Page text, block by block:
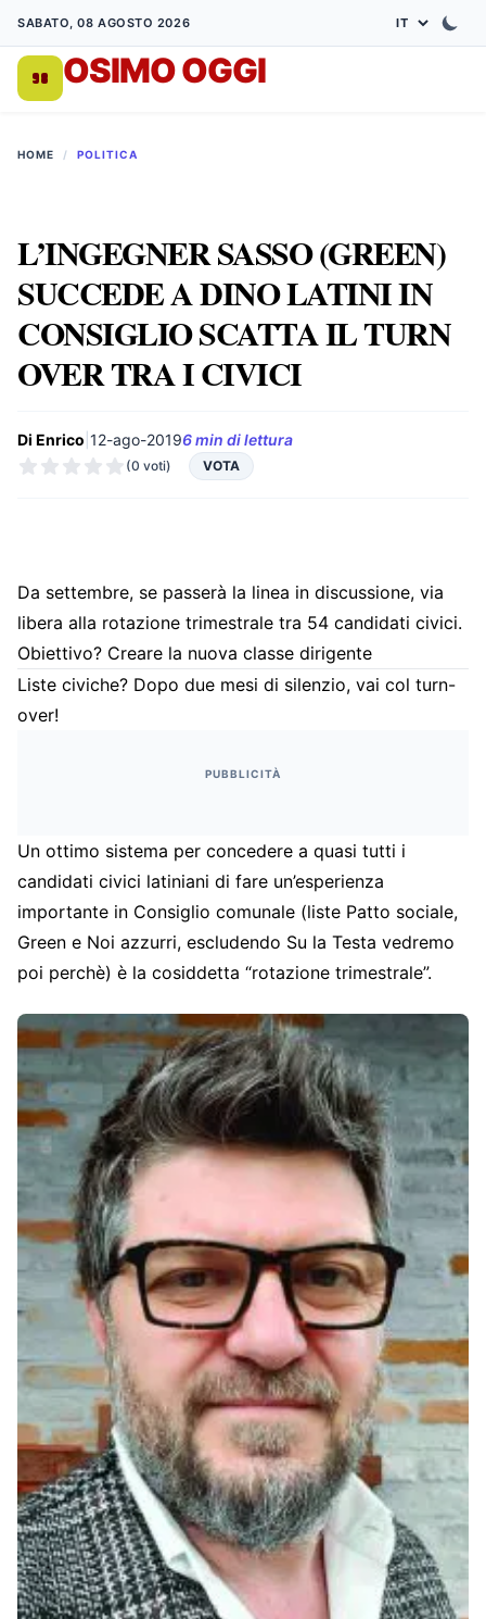
SABATO, 08 AGOSTO 2026
OSIMO OGGI
HOME / POLITICA
L’INGEGNER SASSO (GREEN)
SUCCEDE A DINO LATINI IN
CONSIGLIO SCATTA IL TURN
OVER TRA I CIVICI
Di Enrico 12-ago-20196 min di lettura
(0 voti) VOTA
Da settembre, se passerà la linea in discussione, via
libera alla rotazione trimestrale tra 54 candidati civici.
Obiettivo? Creare la nuova classe dirigente
Liste civiche? Dopo due mesi di silenzio, vai col turn-
over!
PUBBLICITÀ
Un ottimo sistema per concedere a quasi tutti i
candidati civici latiniani di fare un’esperienza
importante in Consiglio comunale (liste Patto sociale,
Green e Noi azzurri, escludendo Su la Testa vedremo
poi perchè) è la cosiddetta “rotazione trimestrale”.